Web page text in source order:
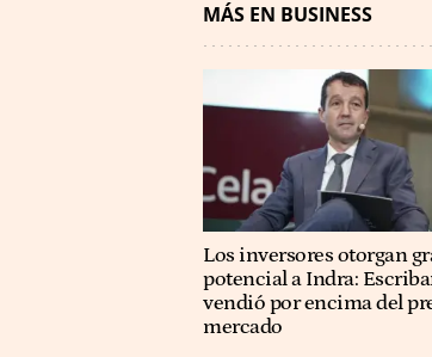
MÁS EN BUSINESS
Los inversores otorgan
potencial a Indra:
vendió por encima del
mercado